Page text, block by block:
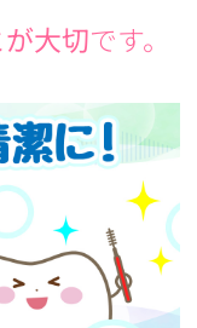
大切です。